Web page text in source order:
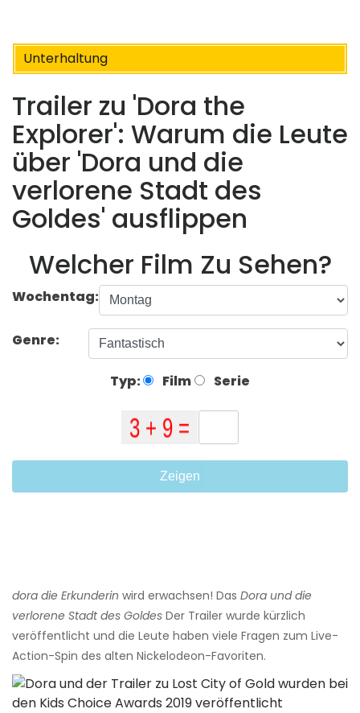
Unterhaltung
Trailer zu 'Dora the
Explorer': Warum die Leute
über 'Dora und die
verlorene Stadt des
Goldes' ausflippen
Welcher Film Zu Sehen?
Wochentag:
Genre:
Typ: Film Serie
Zeigen
dora die Erkunderin wird erwachsen! Das Dora und die
verlorene Stadt des Goldes Der Trailer wurde kürzlich
veröffentlicht und die Leute haben viele Fragen zum Live-
Action-Spin des alten Nickelodeon-Favoriten.